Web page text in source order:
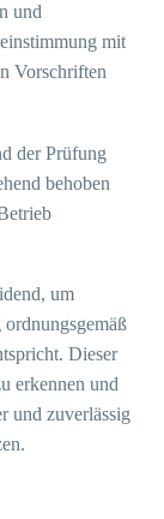
und
mit
Vorschriften
der Prüfung
behoben
um
ordnungsgemäß
Dieser
erkennen und
und zuverlässig